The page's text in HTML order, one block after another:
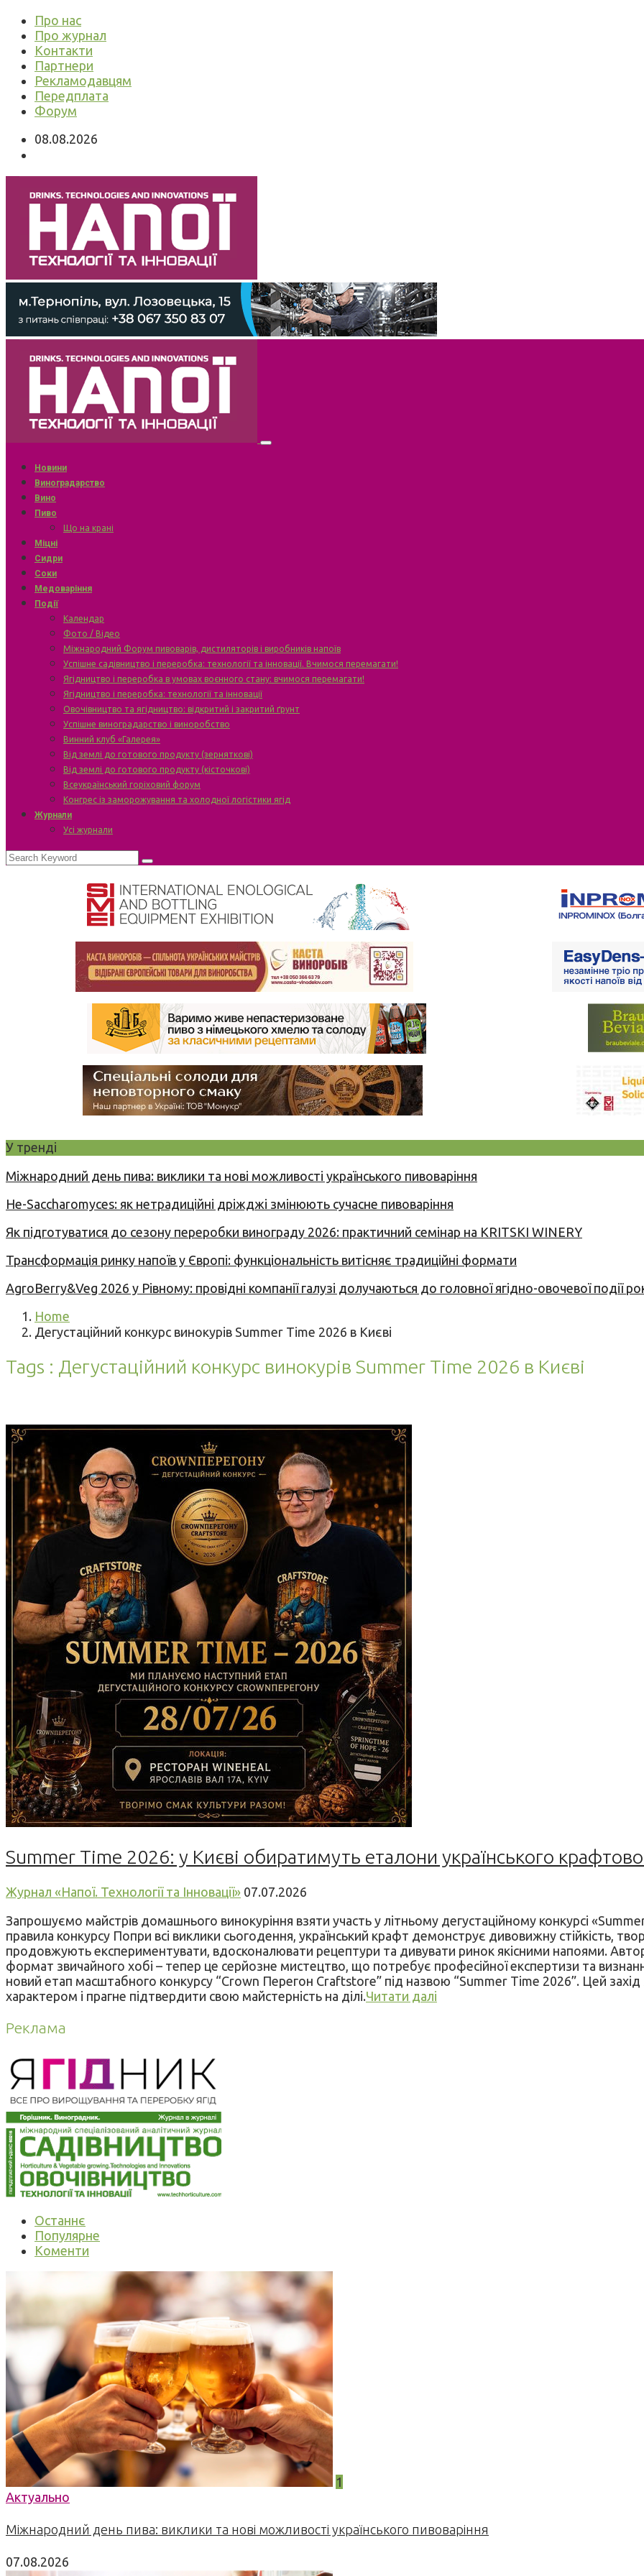
Про нас
Про журнал
Контакти
Партнери
Рекламодавцям
Передплата
Форум
08.08.2026
Новини
Виноградарство
Вино
Пиво
Що на крані
Міцні
Сидри
Соки
Медоваріння
Події
Календар
Фото / Відео
Міжнародний Форум пивоварів, дистиляторів і виробників напоїв
Успішне садівництво і переробка: технології та інновації. Вчимося перемагати!
Ягідництво і переробка в умовах воєнного стану: вчимося перемагати!
Ягідництво і переробка: технології та інновації
Овочівництво та ягідництво: відкритий і закритий ґрунт
Успішне виноградарство і виноробство
Винний клуб «Галерея»
Від землі до готового продукту (зерняткові)
Від землі до готового продукту (кісточкові)
Всеукраїнський горіховий форум
Конгрес із заморожування та холодної логістики ягід
Журнали
Усі журнали
У тренді
Міжнародний день пива: виклики та нові можливості українського пивоваріння
Не-Saccharomyces: як нетрадиційні дріжджі змінюють сучасне пивоваріння
Як підготуватися до сезону переробки винограду 2026: практичний семінар на KRITSKI WINERY
Трансформація ринку напоїв у Європі: функціональність витісняє традиційні формати
AgroBerry&Veg 2026 у Рівному: провідні компанії галузі долучаються до головної ягідно-овочевої події
Home
Дегустаційний конкурс винокурів Summer Time 2026 в Києві
Tags : Дегустаційний конкурс винокурів Summer Time 2026 в Києві
Summer Time 2026: у Києві обиратимуть еталони українського
Журнал «Напої. Технології та Інновації» 07.07.2026
Запрошуємо майстрів домашнього винокуріння взяти участь у літньому дегустаційному конкурсі
правила конкурсу Попри всі виклики сьогодення, український крафт демонструє дивовижну стійкість,
продовжують експериментувати, вдосконалювати рецептури та дивувати ринок якісними напоями.
формат звичайного хобі – тепер це серйозне мистецтво, що потребує професійної експертизи та
новий етап масштабного конкурсу “Crown Перегон Craftstore” під назвою “Summer Time 2026”. Цей
характером і прагне підтвердити свою майстерність на ділі.Читати далі
Реклама
Останнє
Популярне
Коменти
1
Актуально
Міжнародний день пива: виклики та нові можливості українського пивоваріння
07.08.2026